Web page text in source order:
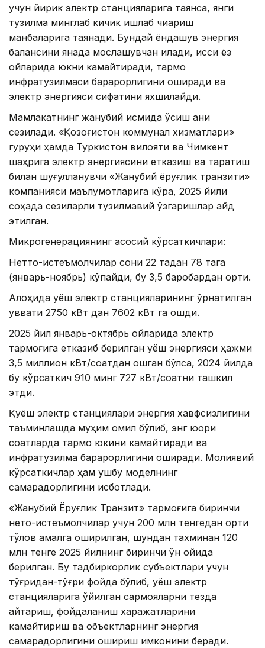
учун йирик электр станцияларига таянса, янги
тузилма минглаб кичик ишлаб чиқариш
манбаларига таянади. Бундай ёндашув энергия
балансини янада мослашувчан қилади, иссиқ ёз
ойларида юкни камайтиради, тармоқ
инфратузилмаси барқарорлигини оширади ва
электр энергияси сифатини яхшилайди.
Мамлакатнинг жанубий қисмида ўсиш аниқ
сезилади. «Қозоғистон коммунал хизматлари»
гуруҳи ҳамда Туркистон вилояти ва Чимкент
шаҳрига электр энергиясини етказиш ва тарқатиш
билан шуғулланувчи «Жанубий ёруғлик транзити»
компанияси маълумотларига кўра, 2025 йили
соҳада сезиларли тузилмавий ўзгаришлар қайд
этилган.
Микрогенерациянинг асосий кўрсаткичлари:
Нетто-истеъмолчилар сони 22 тадан 78 тага
(январь-ноябрь) кўпайди, бу 3,5 баробардан ортиқ.
Алоҳида қуёш электр станцияларининг ўрнатилган
қуввати 2750 кВт дан 7602 кВт га ошди.
2025 йил январь-октябрь ойларида электр
тармоғига етказиб берилган қуёш энергияси ҳажми
3,5 миллион кВт/соатдан ошган бўлса, 2024 йилда
бу кўрсаткич 910 минг 727 кВт/соатни ташкил
этди.
Қуёш электр станциялари энергия хавфсизлигини
таъминлашда муҳим омил бўлиб, энг юқори
соатларда тармоқ юкини камайтиради ва
инфратузилма барқарорлигини оширади. Молиявий
кўрсаткичлар ҳам ушбу моделнинг
самарадорлигини исботлади.
«Жанубий Ёруғлик Транзит» тармоғига биринчи
нето-истеъмолчилар учун 200 млн тенгедан ортиқ
тўлов амалга оширилган, шундан тахминан 120
млн тенге 2025 йилнинг биринчи ўн ойида
берилган. Бу тадбиркорлик субъектлари учун
тўғридан-тўғри фойда бўлиб, қуёш электр
станцияларига қўйилган сармояларни тезда
қайтариш, фойдаланиш харажатларини
камайтириш ва объектларнинг энергия
самарадорлигини ошириш имконини беради.